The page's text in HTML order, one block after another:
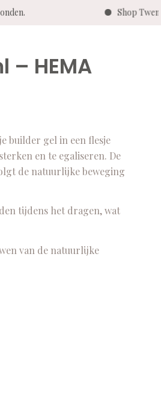
Shop Twenty Pro
– HEMA
builder gel in een flesje
en te egaliseren. De
de natuurlijke beweging
tijdens het dragen, wat
van de natuurlijke